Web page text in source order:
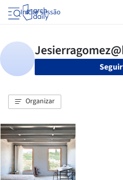
Iniciar sessão
Seguir
Organizar